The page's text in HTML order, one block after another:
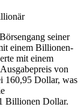
seiner
einem Billionen-
mit einem
von
160,95 Dollar, was
Billionen Dollar.